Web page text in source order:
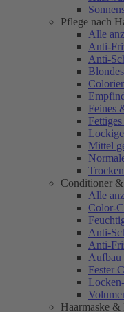
Pflege nach
Alle
Anti-
Anti-
Feines
Mittel
Conditioner
Alle
Color-
Anti-
Anti-
Aufbau
Fester
Haarmaske &